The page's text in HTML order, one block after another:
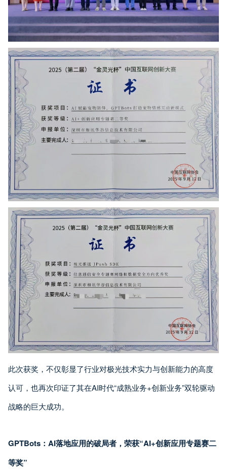
此次获奖，不仅彰显了行业对极光技术实力与创新能力的高度
认可，也再次印证了其在AI时代“成熟业务+创新业务”双轮驱动
战略的巨大成功。
GPTBots：AI落地应用的破局者，荣获“AI+创新应用专题赛二
等奖”